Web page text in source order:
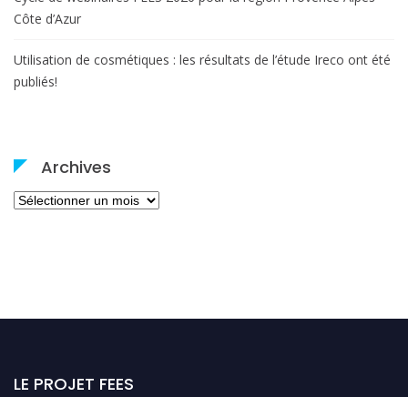
Côte d’Azur
Utilisation de cosmétiques : les résultats de l’étude Ireco ont été
publiés!
Archives
Archives
LE PROJET FEES